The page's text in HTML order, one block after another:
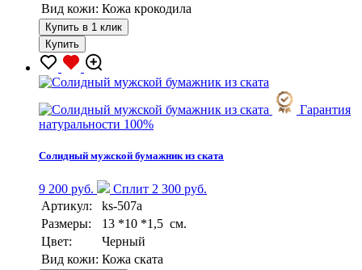
Вид кожи: Кожа крокодила
Купить в 1 клик
Купить
Гарантия
натуральности 100%
Солидный мужской бумажник из ската
9 200 руб.
Сплит 2 300 руб.
Артикул:
ks-507a
Размеры:
13 *10 *1,5 см.
Цвет:
Черный
Вид кожи: Кожа ската